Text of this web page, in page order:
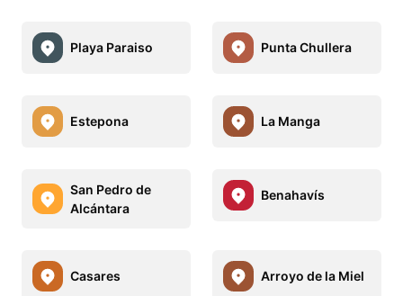
Playa Paraiso Punta Chullera
Estepona La Manga
San Pedro de
Alcántara
Benahavís
Casares Arroyo de la Miel